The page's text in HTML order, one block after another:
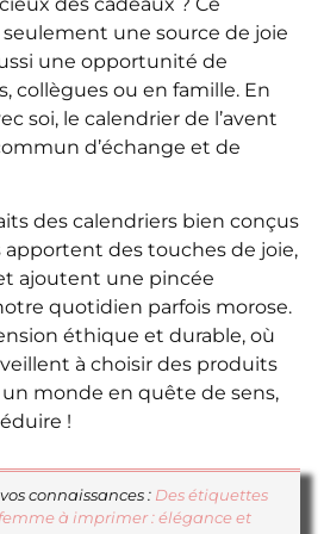
seulement une source de joie
une opportunité de
collègues ou en famille. En
soi, le calendrier de l’avent
d’échange et de
des calendriers bien conçus
apportent des touches de joie,
ajoutent une pincée
quotidien parfois morose.
éthique et durable, où
à choisir des produits
un monde en quête de sens,
!
connaissances : Des étiquettes
à imprimer : élégance et